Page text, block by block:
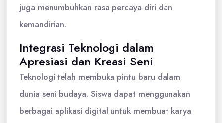
juga menumbuhkan rasa percaya diri dan
kemandirian.
Integrasi Teknologi dalam
Apresiasi dan Kreasi Seni
Teknologi telah membuka pintu baru dalam
dunia seni budaya. Siswa dapat menggunakan
berbagai aplikasi digital untuk membuat karya